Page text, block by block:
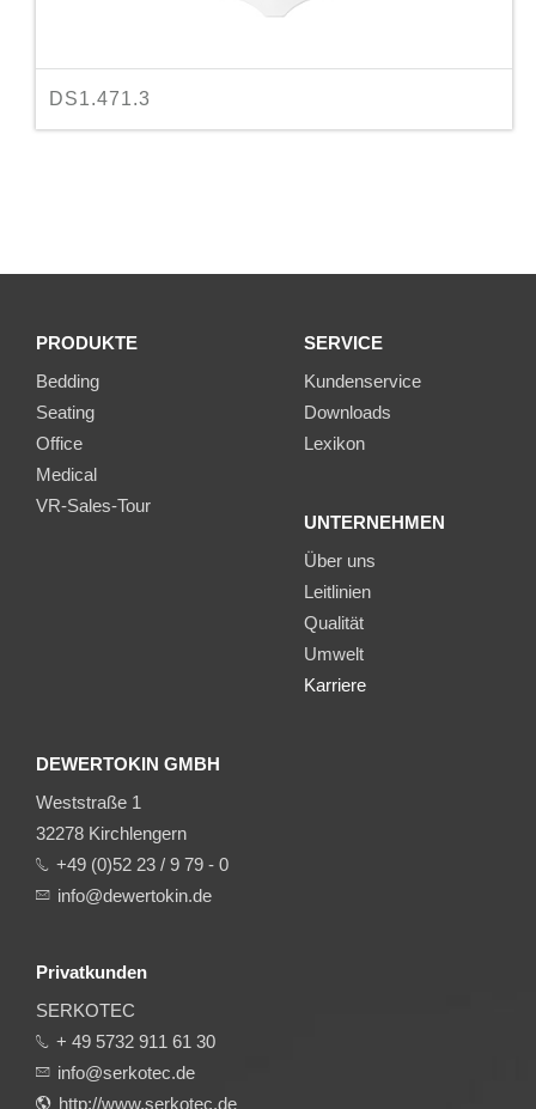
DS1.471.3
PRODUKTE
Bedding
Seating
Office
Medical
VR-Sales-Tour
SERVICE
Kundenservice
Downloads
Lexikon
UNTERNEHMEN
Über uns
Leitlinien
Qualität
Umwelt
Karriere
DEWERTOKIN GMBH
Weststraße 1
32278 Kirchlengern
+49 (0)52 23 / 9 79 - 0
info@dewertokin.de
Privatkunden
SERKOTEC
+ 49 5732 911 61 30
info@serkotec.de
http://www.serkotec.de